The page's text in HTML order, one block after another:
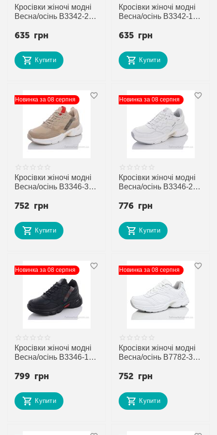
Кросівки жіночі модні
Весна/осінь B3342-2 (8
Demax" недорого
постачальника
635 грн
Купити
Кросівки жіночі модні
Весна/осінь B3342-1 (8
Demax" недорого
постачальника
635 грн
Купити
Новинка за 08 серпня
Кросівки жіночі модні
Весна/осінь B3346-3 (8
Demax" недорого
постачальника
752 грн
Купити
Новинка за 08 серпня
Кросівки жіночі модні
Весна/осінь B3346-2 (8
Demax" недорого
постачальника
776 грн
Купити
Новинка за 08 серпня
Кросівки жіночі модні
Весна/осінь B3346-1 (8
Demax" недорого
постачальника
799 грн
Купити
Новинка за 08 серпня
Кросівки жіночі модні
Весна/осінь B7782-3 (8
Demax" недорого
постачальника
752 грн
Купити